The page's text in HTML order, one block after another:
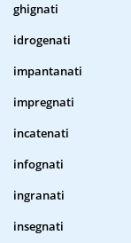
ghignati
idrogenati
impantanati
impregnati
incatenati
infognati
ingranati
insegnati